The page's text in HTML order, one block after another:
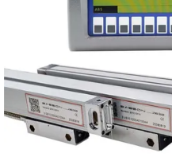
PRIVACY
POLICY